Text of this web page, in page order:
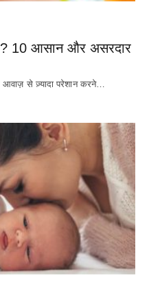
10 आसान और असरदार
आवाज़ से ज़्यादा परेशान करने…